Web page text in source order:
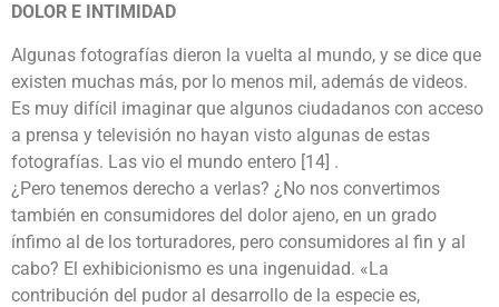
DOLOR E INTIMIDAD
Algunas fotografías dieron la vuelta al mundo, y se dice que
existen muchas más, por lo menos mil, además de videos.
Es muy difícil imaginar que algunos ciudadanos con acceso
a prensa y televisión no hayan visto algunas de estas
fotografías. Las vio el mundo entero [14] .
¿Pero tenemos derecho a verlas? ¿No nos convertimos
también en consumidores del dolor ajeno, en un grado
ínfimo al de los torturadores, pero consumidores al fin y al
cabo? El exhibicionismo es una ingenuidad. «La
contribución del pudor al desarrollo de la especie es,